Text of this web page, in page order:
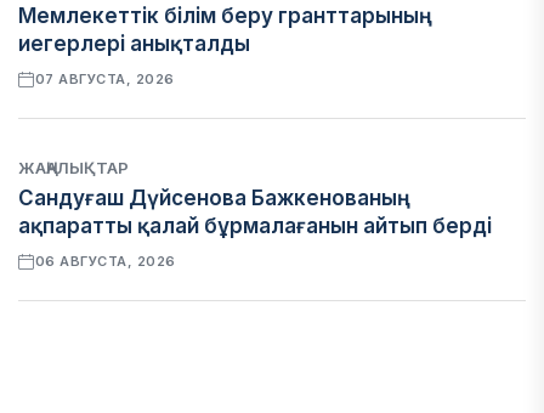
Мемлекеттік білім беру гранттарының
иегерлері анықталды
07 АВГУСТА, 2026
ЖАҢАЛЫҚТАР
Сандуғаш Дүйсенова Бажкенованың
ақпаратты қалай бұрмалағанын айтып берді
06 АВГУСТА, 2026